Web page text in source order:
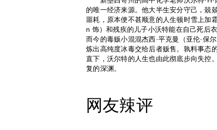
的唯一经济来源。他大半生安分守己，兢
噩耗，原本便不甚顺意的人生顿时雪上
n 饰）和残疾的儿子小沃特能在自己死后
而今的毒贩小混混杰西·平克曼（亚伦·保
炼出高纯度冰毒交给后者贩售。孰料事态
直下，沃尔特的人生也由此彻底步向失控
复的深渊。
网友辣评